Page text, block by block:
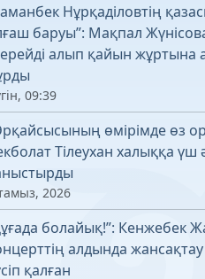
Нұрқаділовтің
баруы”: Мақпал
алып қайын жұртына
09:39
өмірімде өз
Тілеухан халыққа үш
2026
болайық!”: Кенжебек
алдында жансақтау
қалған